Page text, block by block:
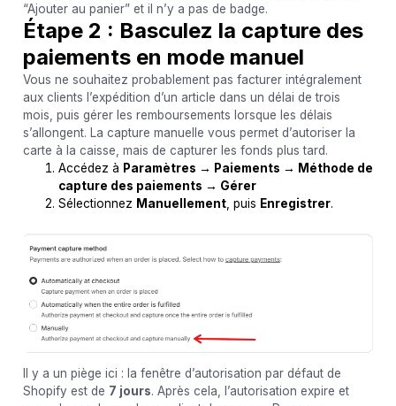
“Ajouter au panier” et il n’y a pas de badge.
Étape 2 : Basculez la capture des
paiements en mode manuel
Vous ne souhaitez probablement pas facturer intégralement
aux clients l’expédition d’un article dans un délai de trois
mois, puis gérer les remboursements lorsque les délais
s’allongent. La capture manuelle vous permet d’autoriser la
carte à la caisse, mais de capturer les fonds plus tard.
Accédez à Paramètres → Paiements → Méthode de
capture des paiements → Gérer
Sélectionnez Manuellement, puis Enregistrer.
Il y a un piège ici : la fenêtre d’autorisation par défaut de
Shopify est de 7 jours. Après cela, l’autorisation expire et